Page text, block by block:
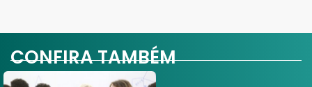
CONFIRA TAMBÉM